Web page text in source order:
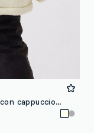
Piumino corto trapuntato con cappuccio e logo GAP